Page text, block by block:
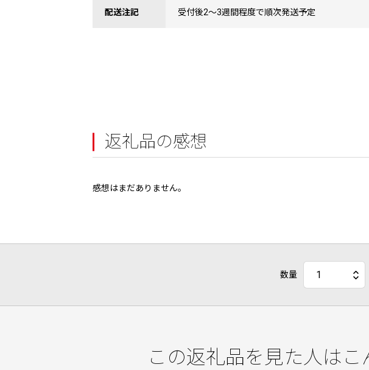
配送注記 受付後2～3週間程度で順次発送予定
返礼品の感想
感想はまだありません。
数量
この返礼品を見た人はこ